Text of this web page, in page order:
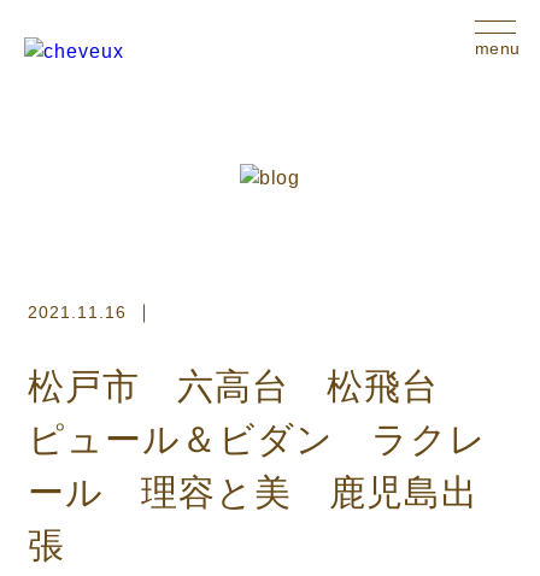
menu
2021.11.16
松戸市 六高台 松飛台
ピュール＆ビダン ラクレ
ール 理容と美 鹿児島出
張